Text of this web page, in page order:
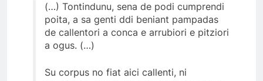
(…) Tontindunu, sena de podi cumprendi
poita, a sa genti ddi beniant pampadas
de callentori a conca e arrubiori e pitziori
a ogus. (…)
Su corpus no fiat aici callenti, ni